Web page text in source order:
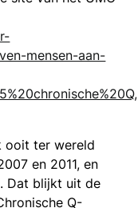
mensen-aan-
ooit ter wereld
en 2011, en
Dat blijkt uit de
Q-